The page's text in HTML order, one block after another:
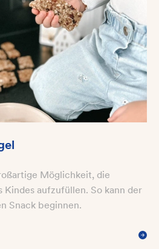
Möglichkeit, die
Kindes aufzufüllen. So kann der
Snack beginnen.